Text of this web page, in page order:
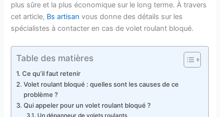
plus sûre et la plus économique sur le long terme. À travers
cet article, Bs artisan vous donne des détails sur les
spécialistes à contacter en cas de volet roulant bloqué.
Table des matières
Ce qu’il faut retenir
Volet roulant bloqué : quelles sont les causes de ce
problème ?
Qui appeler pour un volet roulant bloqué ?
Un dépanneur de volets roulants